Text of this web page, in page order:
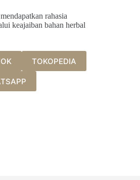
rahasia
keajaiban bahan herbal
TOKOPEDIA